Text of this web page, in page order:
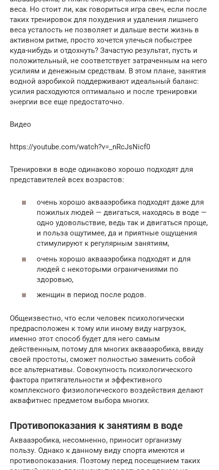
веса. Но стоит ли, как говориться игра свеч, если после
таких тренировок для похудения и удаления лишнего
веса усталость не позволяет и дальше вести жизнь в
активном ритме, просто хочется улечься побыстрее
куда-нибудь и отдохнуть? Зачастую результат, пусть и
положительный, не соответствует затраченным на него
усилиям и денежным средствам. В этом плане, занятия
водной аэробикой поддерживают идеальный баланс:
усилия расходуются оптимально и после тренировки
энергии все еще предостаточно.
Видео
https://youtube.com/watch?v=_nRcJsNicf0
Тренировки в воде одинаково хорошо подходят для
представителей всех возрастов:
очень хорошо аквааэробика подходят даже для
пожилых людей — двигаться, находясь в воде —
одно удовольствие, ведь так и двигаться проще,
и польза ощутимее, да и приятные ощущения
стимулируют к регулярным занятиям,
очень хорошо аквааэробика подходят и для
людей с некоторыми ограничениями по
здоровью,
женщин в период после родов.
Общеизвестно, что если человек психологически
предрасположен к тому или иному виду нагрузок,
именно этот способ будет для него самым
действенным, потому для многих аквааэробика, ввиду
своей простоты, сможет полностью заменить собой
все альтернативы. Совокупность психологического
фактора притягательности и эффективного
комплексного физиологического воздействия делают
аквафитнес предметом выбора многих.
Противопоказания к занятиям в воде
Аквааэробика, несомненно, приносит организму
пользу. Однако к данному виду спорта имеются и
противопоказания. Поэтому перед посещением таких